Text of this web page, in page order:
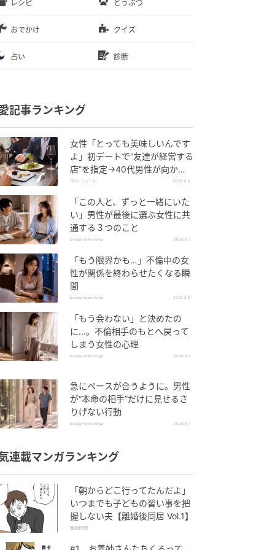
レシピ どうぶつ
おでかけ クイズ
占い 診断
記事ランキング
女性「とっても美味しいんです
よ」初デートで“友達が経営する
店”を指定→40代男性が向かう
が…待ち受けていた“悲惨な結
TRILL ニュース 2026.8.6
「この人と、ずっと一緒にいた
い」男性が最後に選ぶ女性に共
通する３つのこと
beauty news tokyo 2026.8.7
「もう限界かも…」不倫中の女
性が関係を終わらせたくなる瞬
間
beauty news tokyo 2026.8.6
「もう会わない」と決めたの
に…。不倫相手のもとへ戻って
しまう女性の心理
beauty news tokyo 2026.8.7
急にペースが合うように。男性
が“本命の相手”だけに見せるさ
りげない行動
beauty news tokyo 2026.8.7
連載マンガランキング
「朝からどこ行ってたんだよ」
いつまでも子どもの習い事を把
握しない夫【離婚後同居 Vol.1】
離婚後同居